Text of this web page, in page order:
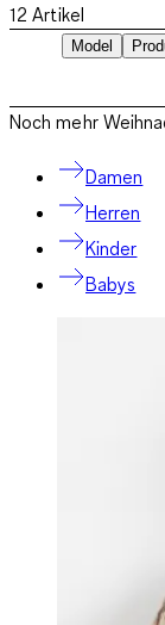
12 Artikel
Model
Noch mehr
Damen
Herren
Kinder
Babys